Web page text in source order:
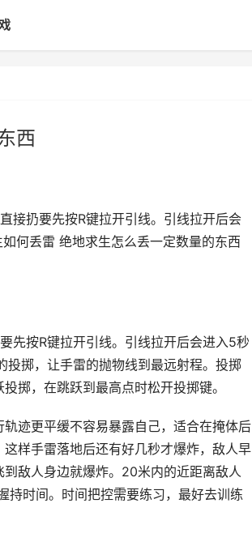
西
接扔要先按R键拉开引线。引线拉开后会
何丢雷 绝地求生怎么丢一定数量的东西
先按R键拉开引线。引线拉开后会进入5秒
掷，让手雷的抛物线到最远射程。投掷
掷，在跳跃到最高点时松开投掷键。
迹更平缓不容易暴露自己，适合在掩体后
样手雷落地后还有好几秒才爆炸，敌人早
敌人身边就爆炸。20米内的近距离敌人
时间。时间把控需要练习，最好去训练